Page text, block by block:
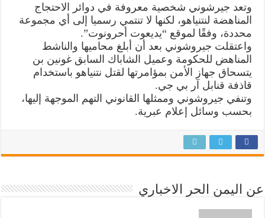
وتعد جيرشوني شخصية معروفة في دوائر الاحتجاج
المناهضة لنتنياهو، لكنها لا تنتمي رسميا إلى أي مجموعة
محددة، وفقًا لموقع “يديعوت أحرونوت”.
واعتقلت جيروشوني بعد أن أبلغ محاميها والناشط
المناهض للحكومة وعميل الشاباك السابق غونين بن
يتسحاق جهاز الأمن بمؤامرتها لقتل نتنياهو باستخدام
قاذفة قنابل آر بي جي.
وتنفي جيروشوني وممثلها القانوني التهم الموجهة إليها،
بحسب وسائل إعلام عبرية.
عن اليمن الحر الاخباري